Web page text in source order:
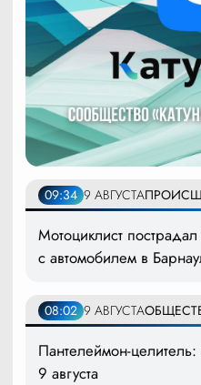
09:34 9 АВГУСТА
Мотоциклист
с автомобилем в
08:02 9 АВГУСТА
Пантелеймон-
9 августа